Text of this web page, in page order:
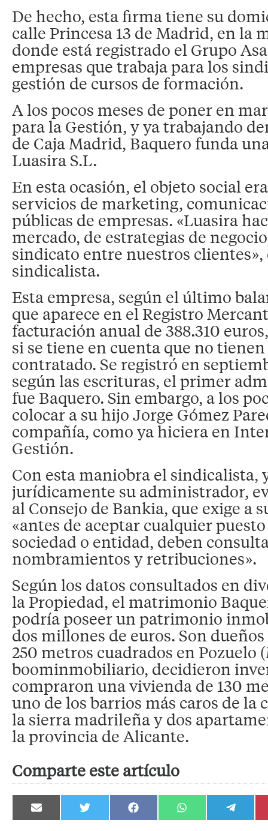
De hecho, esta firma tiene su
calle Princesa 13 de Madrid, en la
donde está registrado el Grupo
empresas que trabaja para los
gestión de cursos de formación.
A los pocos meses de poner en
para la Gestión, y ya trabajando
de Caja Madrid, Baquero funda
Luasira S.L.
En esta ocasión, el objeto social
servicios de marketing,
públicas de empresas. «Luasira
mercado, de estrategias de
sindicato entre nuestros clientes»,
sindicalista.
Esta empresa, según el último
que aparece en el Registro
facturación anual de 388.310
si se tiene en cuenta que no
contratado. Se registró en
según las escrituras, el primer
fue Baquero. Sin embargo, a los
colocar a su hijo Jorge Gómez
compañía, como ya hiciera en
Gestión.
Con esta maniobra el sindicalista,
jurídicamente su administrador,
al Consejo de Bankia, que exige a
«antes de aceptar cualquier
sociedad o entidad, deben
nombramientos y retribuciones».
Según los datos consultados en
la Propiedad, el matrimonio
podría poseer un patrimonio
dos millones de euros. Son
250 metros cuadrados en Pozuelo
boominmobiliario, decidieron
compraron una vivienda de 130
uno de los barrios más caros de la
la sierra madrileña y dos
la provincia de Alicante.
Comparte este artículo
Compartir
en
Compartir
en
Compartir
en
Compartir
en
Compartir
en